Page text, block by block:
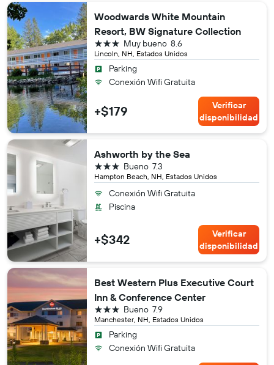
Woodwards White Mountain
Resort, BW Signature Collection
Lincoln, NH, Estados Unidos
8.6
Muy bueno
3 estrellas
Parking
Conexión Wifi Gratuita
+$179
Verificar
disponibilidad
Ashworth by the Sea
Hampton Beach, NH, Estados Unidos
7.3
Bueno
3 estrellas
Conexión Wifi Gratuita
Piscina
+$342
Verificar
disponibilidad
Best Western Plus Executive Court
Inn & Conference Center
Manchester, NH, Estados Unidos
7.9
Bueno
3 estrellas
Parking
Conexión Wifi Gratuita